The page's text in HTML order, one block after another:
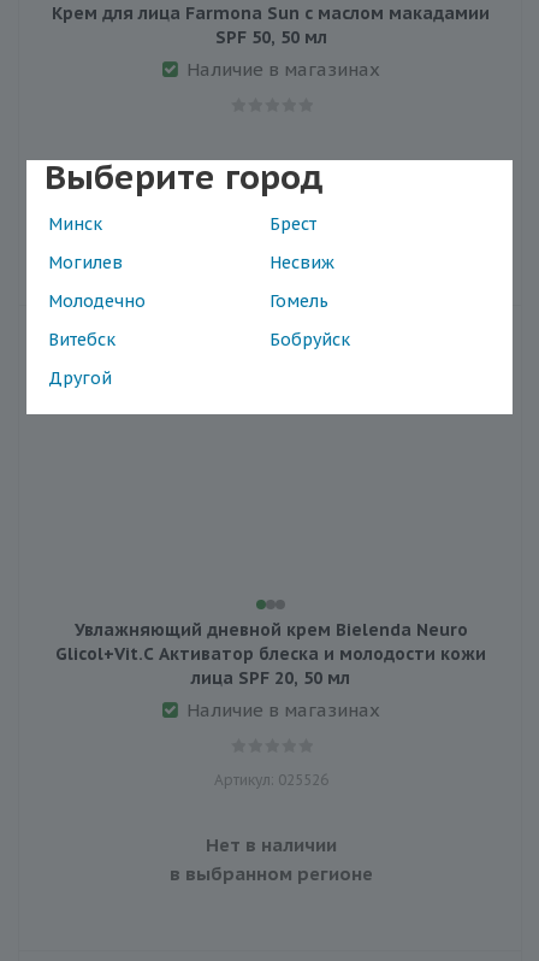
Выберите город
Минск
Брест
Могилев
Несвиж
Молодечно
Гомель
Витебск
Бобруйск
Другой
Крем для лица Farmona Sun с маслом макадамии
SPF 50, 50 мл
Наличие в магазинах
Нет в наличии
в выбранном регионе
Увлажняющий дневной крем Bielenda Neuro
Glicol+Vit.C Активатор блеска и молодости кожи
лица SPF 20, 50 мл
Наличие в магазинах
Артикул: 025526
Нет в наличии
в выбранном регионе